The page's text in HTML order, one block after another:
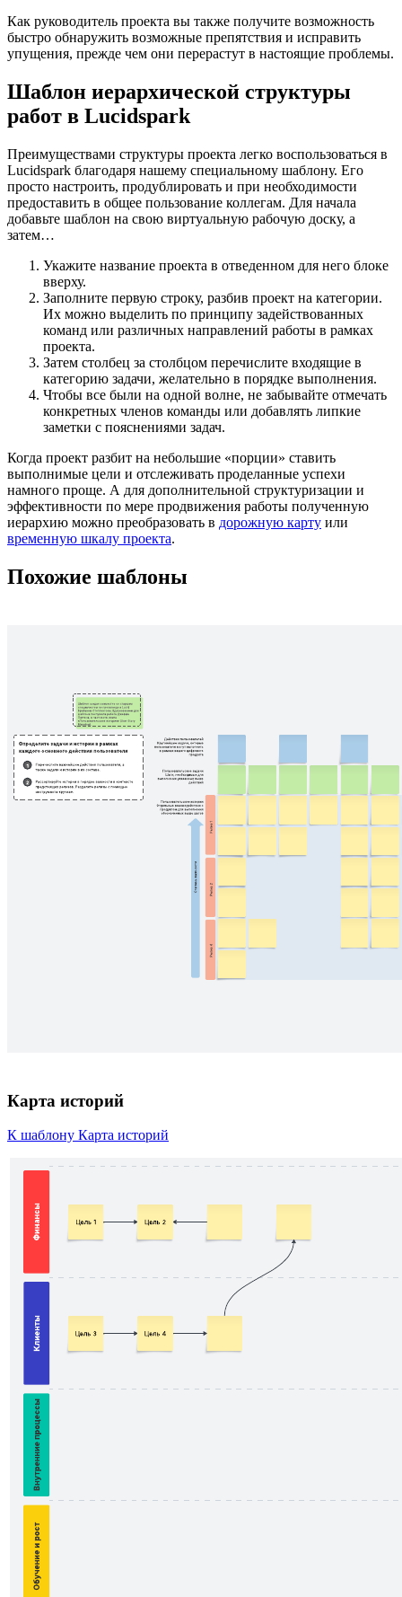
Как руководитель проекта вы также получите возможность
быстро обнаружить возможные препятствия и исправить
упущения, прежде чем они перерастут в настоящие проблемы.
Шаблон иерархической структуры
работ в Lucidspark
Преимуществами структуры проекта легко воспользоваться в
Lucidspark благодаря нашему специальному шаблону. Его
просто настроить, продублировать и при необходимости
предоставить в общее пользование коллегам. Для начала
добавьте шаблон на свою виртуальную рабочую доску, а
затем…
Укажите название проекта в отведенном для него блоке
вверху.
Заполните первую строку, разбив проект на категории.
Их можно выделить по принципу задействованных
команд или различных направлений работы в рамках
проекта.
Затем столбец за столбцом перечислите входящие в
категорию задачи, желательно в порядке выполнения.
Чтобы все были на одной волне, не забывайте отмечать
конкретных членов команды или добавлять липкие
заметки с пояснениями задач.
Когда проект разбит на небольшие «порции» ставить
выполнимые цели и отслеживать проделанные успехи
намного проще. А для дополнительной структуризации и
эффективности по мере продвижения работы полученную
иерархию можно преобразовать в дорожную карту или
временную шкалу проекта.
Похожие шаблоны
Карта историй
К шаблону Карта историй